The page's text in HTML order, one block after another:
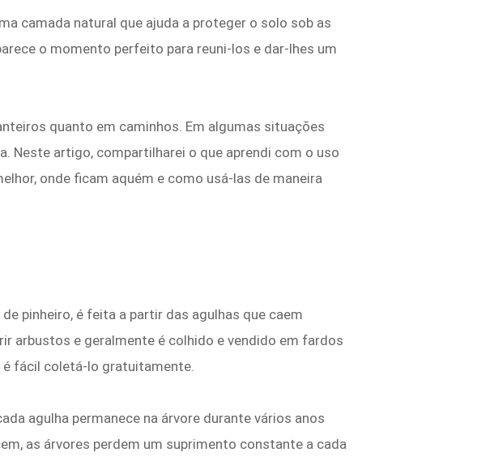
camada natural que ajuda a proteger o solo sob as
o momento perfeito para reuni-los e dar-lhes um
quanto em caminhos. Em algumas situações
Neste artigo, compartilharei o que aprendi com o uso
onde ficam aquém e como usá-las de maneira
pinheiro, é feita a partir das agulhas que caem
arbustos e geralmente é colhido e vendido em fardos
é fácil coletá-lo gratuitamente.
agulha permanece na árvore durante vários anos
as árvores perdem um suprimento constante a cada